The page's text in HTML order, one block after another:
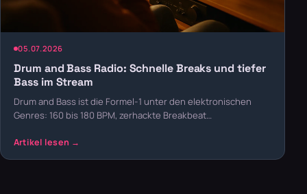
05.07.2026
Drum and Bass Radio: Schnelle Breaks und tiefer
Bass im Stream
Drum and Bass ist die Formel-1 unter den elektronischen
Genres: 160 bis 180 BPM, zerhackte Breakbeat…